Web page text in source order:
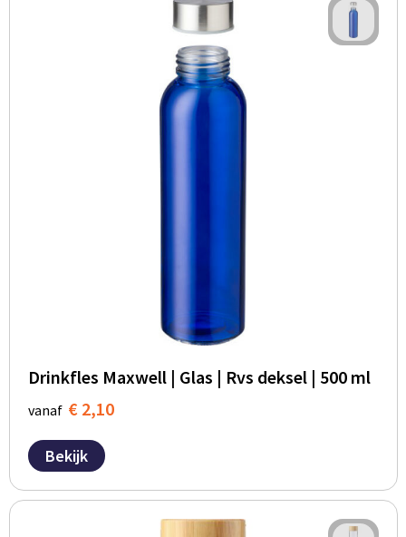
Drinkfles Maxwell | Glas | Rvs deksel | 500 ml
vanaf € 2,10
Bekijk